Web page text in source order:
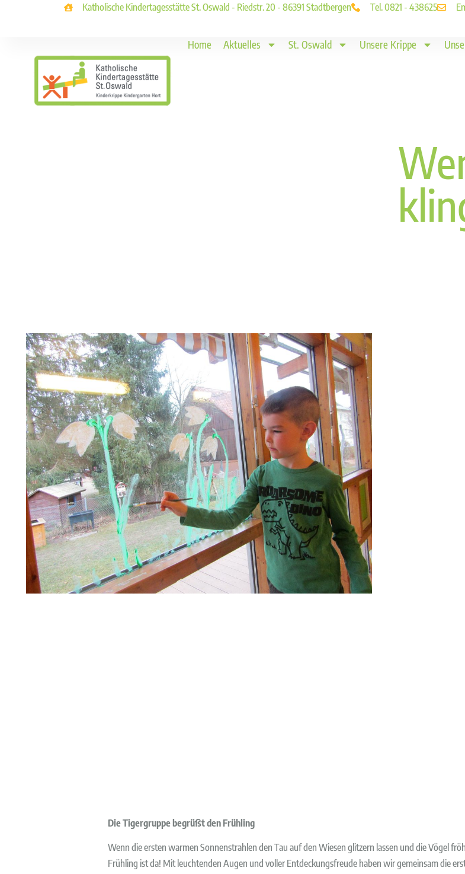
Katholische Kindertagesstätte St. Oswald - Riedstr. 20 - 86391 Stadtbergen Tel. 0821 - 438625
Home Aktuelles St. Oswald Unsere Krippe
Die Tigergruppe begrüßt den Frühling
Wenn die ersten warmen Sonnenstrahlen den Tau auf den Wiesen glitzern lassen und die Vögel
Frühling ist da! Mit leuchtenden Augen und voller Entdeckungsfreude haben wir gemeinsam die